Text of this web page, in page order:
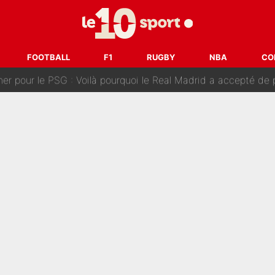
FOOTBALL F1 RUGBY NBA
transfert à l'OM, Quinten Timber raconte ses doutes
le transfert de Max Verstappen qui pourrait «faire des
le PSG : Voilà pourquoi le Real Madrid a accepté de payer la somme